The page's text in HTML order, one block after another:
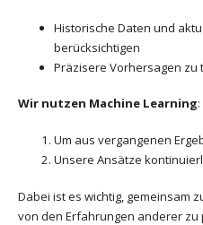
Historische Daten und
berücksichtigen
Präzisere Vorhersagen zu
Wir nutzen Machine Learning:
Um aus vergangenen
Unsere Ansätze
Dabei ist es wichtig, gemeinsam
von den Erfahrungen anderer zu